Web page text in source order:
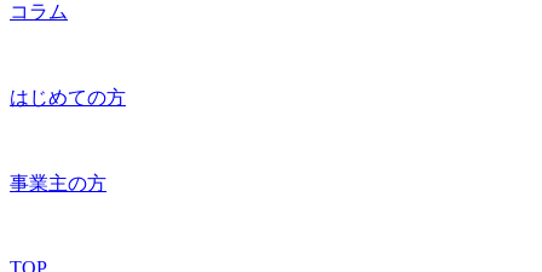
コラム
はじめての方
事業主の方
TOP